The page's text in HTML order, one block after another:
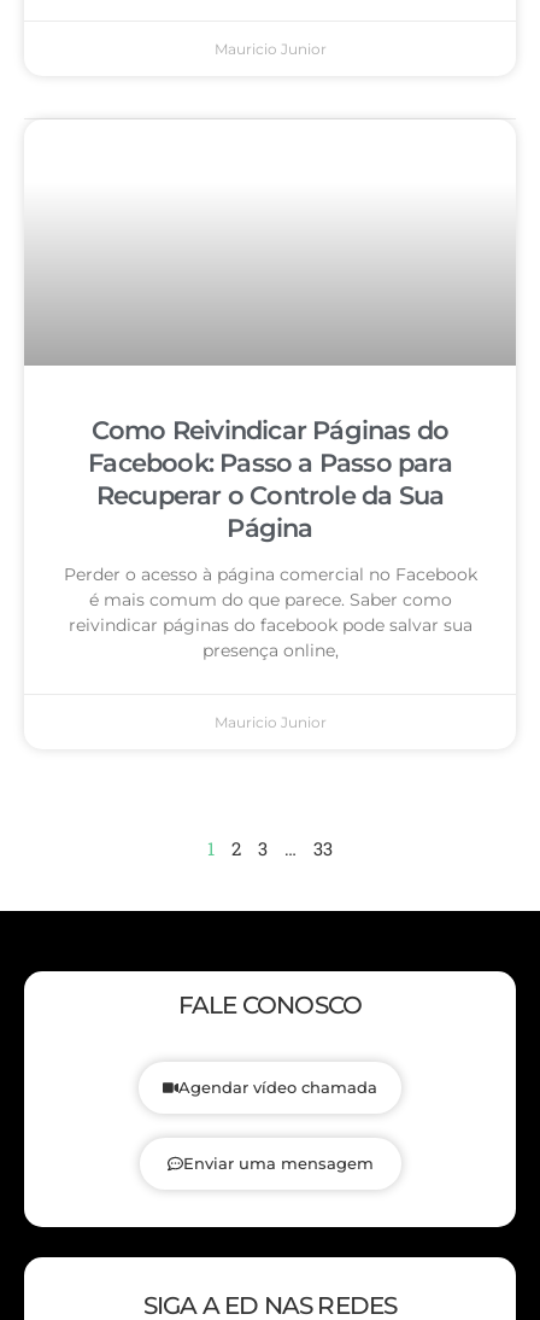
Mauricio Junior
Como Reivindicar Páginas do
Facebook: Passo a Passo para
Recuperar o Controle da Sua
Página
Perder o acesso à página comercial no Facebook
é mais comum do que parece. Saber como
reivindicar páginas do facebook pode salvar sua
presença online,
Mauricio Junior
1 2 3 … 33
FALE CONOSCO
Agendar vídeo chamada
Enviar uma mensagem
SIGA A ED NAS REDES